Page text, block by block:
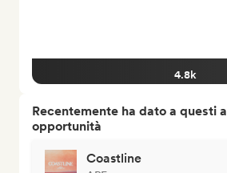
4.8k
Recentemente ha dato a questi
opportunità
Coastline